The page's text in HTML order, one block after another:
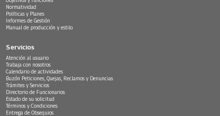
Normatividad
Políticas y Planes
Informes de Gestión
Manual de producción y estilo
Servicios
Atención al usuario
Trabaja con nosotros
Calendario de actividades
Buzón Peticiones, Quejas, Reclamos y Denuncias
Trámites y Servicios
Directorio de Funcionarios
Estado de su solicitud
Términos y Condiciones
Entrega de Obsequios